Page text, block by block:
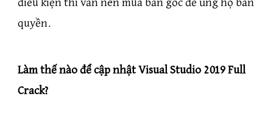
điều kiện thì vẫn nên mua bản gốc để ủng hộ bản
quyền.
Làm thế nào để cập nhật Visual Studio 2019 Full
Crack?